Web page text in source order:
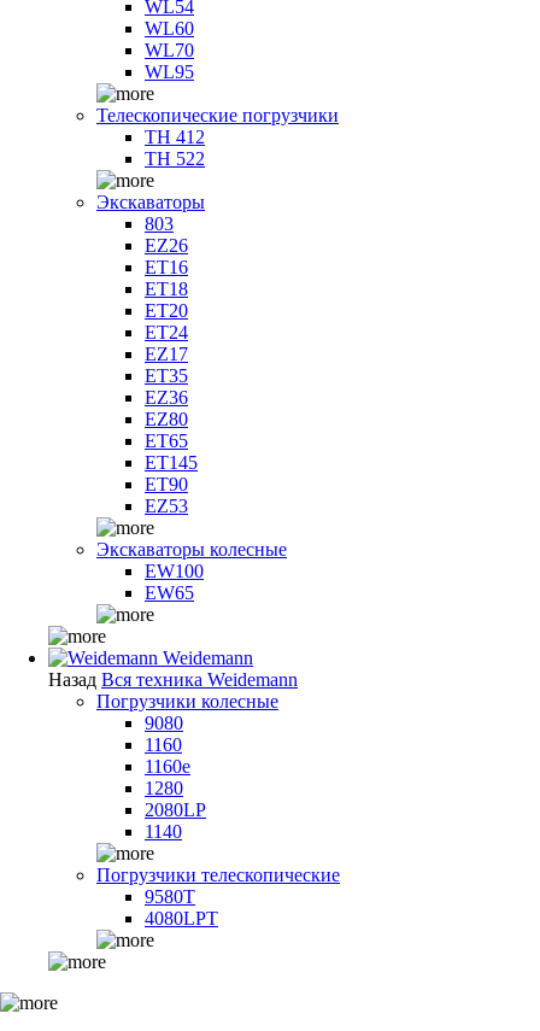
WL54
WL60
WL70
WL95
Телескопические погрузчики
TH 412
TH 522
Экскаваторы
803
EZ26
ET16
ET18
ET20
ET24
EZ17
ET35
EZ36
EZ80
ET65
ET145
ET90
EZ53
Экскаваторы колесные
EW100
EW65
Weidemann
Назад Вся техника Weidemann
Погрузчики колесные
9080
1160
1160e
1280
2080LP
1140
Погрузчики телескопические
9580T
4080LPT